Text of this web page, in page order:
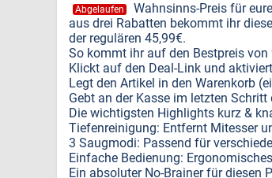
Abgelaufen
Wahnsinns-Preis für
aus drei Rabatten bekommt ihr
der regulären 45,99€.
So kommt ihr auf den Bestpreis von
Klickt auf den Deal-Link und
Legt den Artikel in den Warenkorb
Gebt an der Kasse im letzten
Die wichtigsten Highlights kurz &
Tiefenreinigung: Entfernt Mitesser
3 Saugmodi: Passend für
Einfache Bedienung:
Ein absoluter No-Brainer für diesen